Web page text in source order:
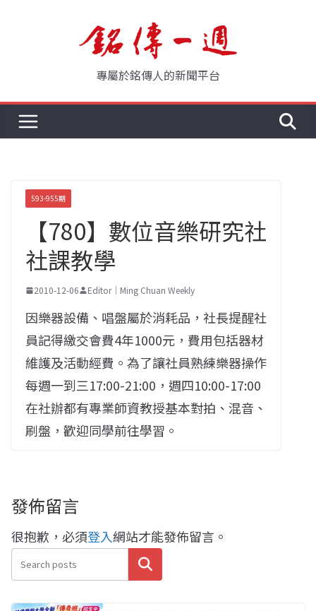
專屬於銘傳人的新聞平台
593-955期
【780】數位音樂研究社
社課教學
2010-12-06 Editor｜Ming Chuan Weekly
因樂器設備、唱盤屬於消耗品，社長提醒社
員記得繳交會費4年1000元，費用包括器材
維護及活動經費。為了讓社員熟練樂器操作
每週一到三17:00-21:00，週四10:00-17:00
在社辦都有專業師資教授基本對拍、混音、
刷盤，歡迎同學前往學習。
發佈留言
很抱歉，必須登入網站才能發佈留言。
搜尋